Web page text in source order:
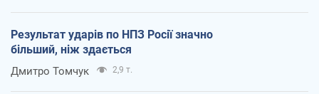
Результат ударів по НПЗ Росії значно
більший, ніж здається
Дмитро Томчук 2,9 т.